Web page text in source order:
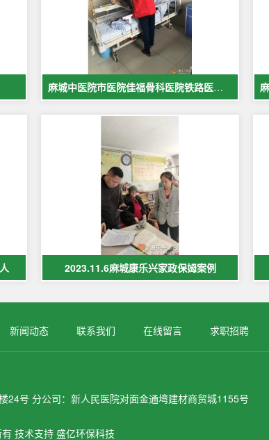
麻城中医院市医院佳福骨科医院铁路医院护工案例展示
2023.11.6麻城康乐兴家政保姆案例
新闻动态 联系我们 在线留言 求职招聘
24号 分公司：新人民医院对面金通塆建材商贸城1155号
技术支持 盛亿环保科技